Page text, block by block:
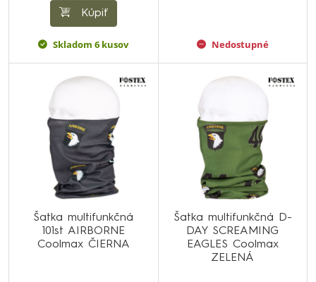
Kúpiť
Skladom 6 kusov Nedostupné
Šatka multifunkčná
101st AIRBORNE
Coolmax ČIERNA
Šatka multifunkčná D-
DAY SCREAMING
EAGLES Coolmax
ZELENÁ